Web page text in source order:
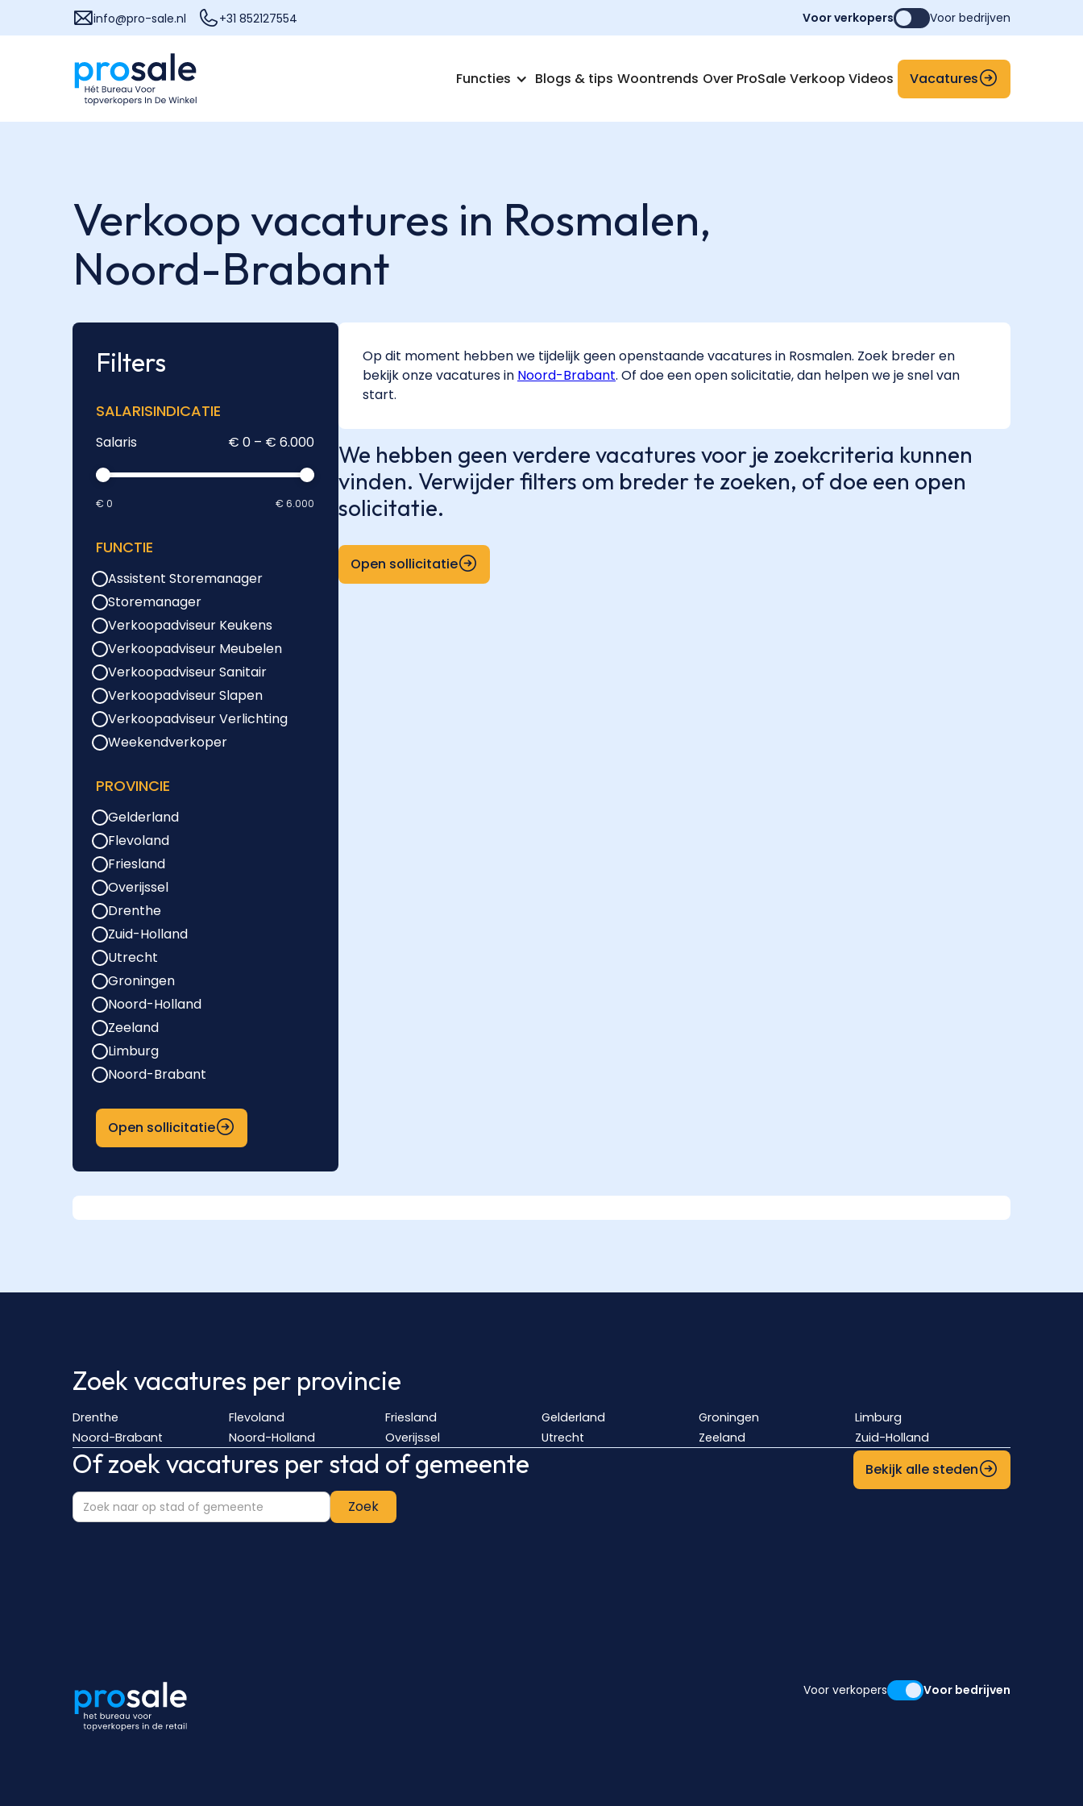
info@pro-sale.nl +31 852127554 Voor verkopers Voor bedrijven
Functies Blogs & tips Woontrends Over ProSale Verkoop Videos Vacatures
Verkoop vacatures in Rosmalen,
Noord-Brabant
Filters
SALARISINDICATIE
Salaris € 0 – € 6.000
€ 0 € 6.000
FUNCTIE
Assistent Storemanager
Storemanager
Verkoopadviseur Keukens
Verkoopadviseur Meubelen
Verkoopadviseur Sanitair
Verkoopadviseur Slapen
Verkoopadviseur Verlichting
Weekendverkoper
PROVINCIE
Gelderland
Flevoland
Friesland
Overijssel
Drenthe
Zuid-Holland
Utrecht
Groningen
Noord-Holland
Zeeland
Limburg
Noord-Brabant
Open sollicitatie
Op dit moment hebben we tijdelijk geen openstaande vacatures in Rosmalen. Zoek breder en
bekijk onze vacatures in Noord-Brabant. Of doe een open solicitatie, dan helpen we je snel van
start.
We hebben geen verdere vacatures voor je zoekcriteria kunnen
vinden. Verwijder filters om breder te zoeken, of doe een open
solicitatie.
Open sollicitatie
Zoek vacatures per provincie
Drenthe Flevoland Friesland Gelderland Groningen
Limburg
Noord-Brabant
Noord-Holland Overijssel Utrecht Zeeland Zuid-Holland
Of zoek vacatures per stad of gemeente Bekijk alle steden
Voor verkopers Voor bedrijven